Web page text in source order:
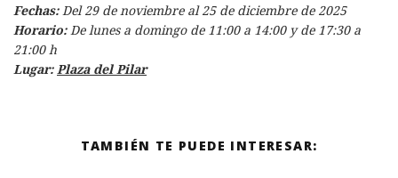
Fechas: Del 29 de noviembre al 25 de diciembre de 2025
Horario:De lunes a domingo de 11:00 a 14:00 y de 17:30 a
21:00 h
Lugar: Plaza del Pilar
TAMBIÉN TE PUEDE INTERESAR: